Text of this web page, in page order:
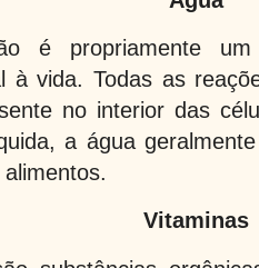
é propriamente um
à vida. Todas as
no interior das
a água
Vitaminas